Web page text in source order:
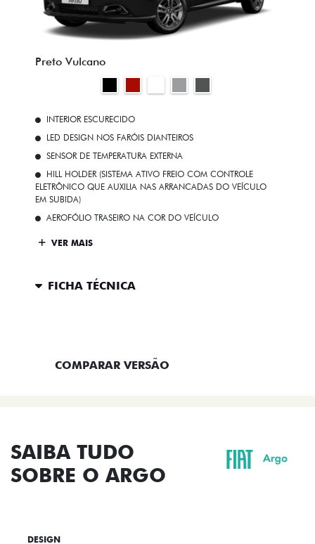
Preto Vulcano
INTERIOR ESCURECIDO
LED DESIGN NOS FARÓIS DIANTEIROS
SENSOR DE TEMPERATURA EXTERNA
HILL HOLDER (SISTEMA ATIVO FREIO COM CONTROLE
ELETRÔNICO QUE AUXILIA NAS ARRANCADAS DO VEÍCULO
EM SUBIDA)
AEROFÓLIO TRASEIRO NA COR DO VEÍCULO
VER MAIS
FICHA TÉCNICA
COMPARAR VERSÃO
SAIBA TUDO
SOBRE O ARGO
DESIGN